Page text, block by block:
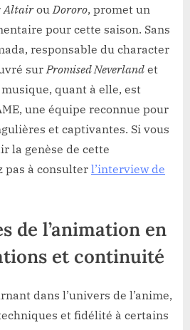
AltairouDororo, promet un
pour cette saison. Sans
responsable du character
surPromised Neverland et
musique, quant à elle, est
une équipe reconnue pour
et captivantes. Si vous
la genèse de cette
pas à consulter l’interview de
de l’animation en
et continuité
dans l’univers de l’anime,
et fidélité à certains